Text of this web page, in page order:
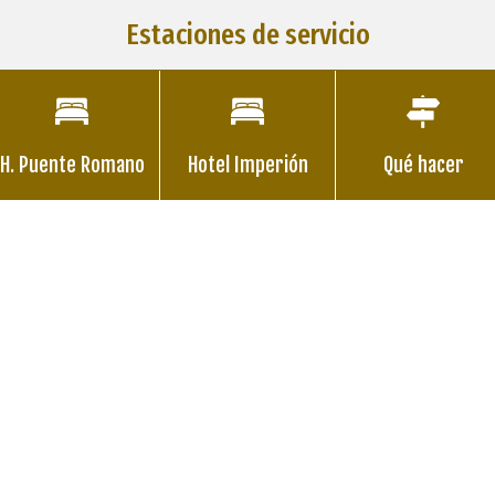
Estaciones de servicio
H. Puente Romano Hotel Imperión Qué hacer